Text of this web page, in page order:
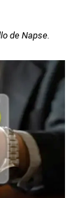
de Napse.